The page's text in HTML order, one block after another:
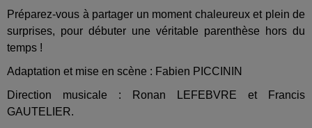
Préparez-vous à partager un moment chaleureux et plein de
surprises, pour débuter une véritable parenthèse hors du
temps !
Adaptation et mise en scène : Fabien PICCININ
Direction musicale : Ronan LEFEBVRE et Francis
GAUTELIER.